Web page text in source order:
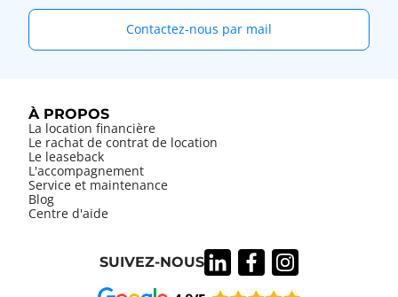
Contactez-nous par mail
À PROPOS
La location financière
Le rachat de contrat de location
Le leaseback
L'accompagnement
Service et maintenance
Blog
Centre d'aide
SUIVEZ-NOUS